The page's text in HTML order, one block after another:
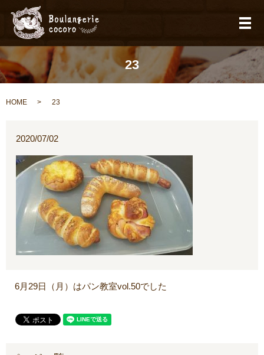
メ
23
HOME 23
2020/07/02
6月29日（月）はパン教室vol.50でした